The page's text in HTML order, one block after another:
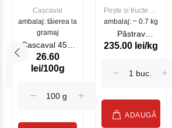
Cașcaval
ambalaj: tăierea la
gramaj
Cascaval 45%
Maasdam
Sublime Cow
26.60
lei/100g
Pește și fructe de
mare
ambalaj: ~ 0.7 kg
Păstrav
Somonat
235.00 lei/kg
ADAUGĂ